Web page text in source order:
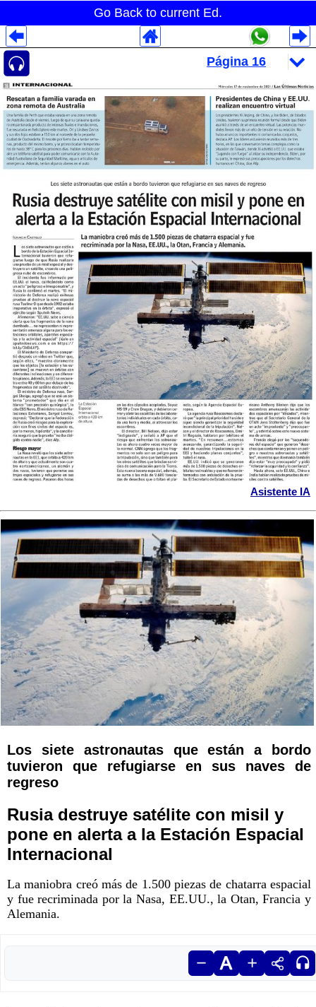
Go Back to current Ed.
Asistente IA
Los siete astronautas que están a bordo
tuvieron que refugiarse en sus naves de
regreso
Rusia destruye satélite con misil y
pone en alerta a la Estación Espacial
Internacional
La maniobra creó más de 1.500 piezas de chatarra espacial
y fue recriminada por la Nasa, EE.UU., la Otan, Francia y
Alemania.
Despliegues Analytics
Despliegues Totales
Despliegues por Rubros